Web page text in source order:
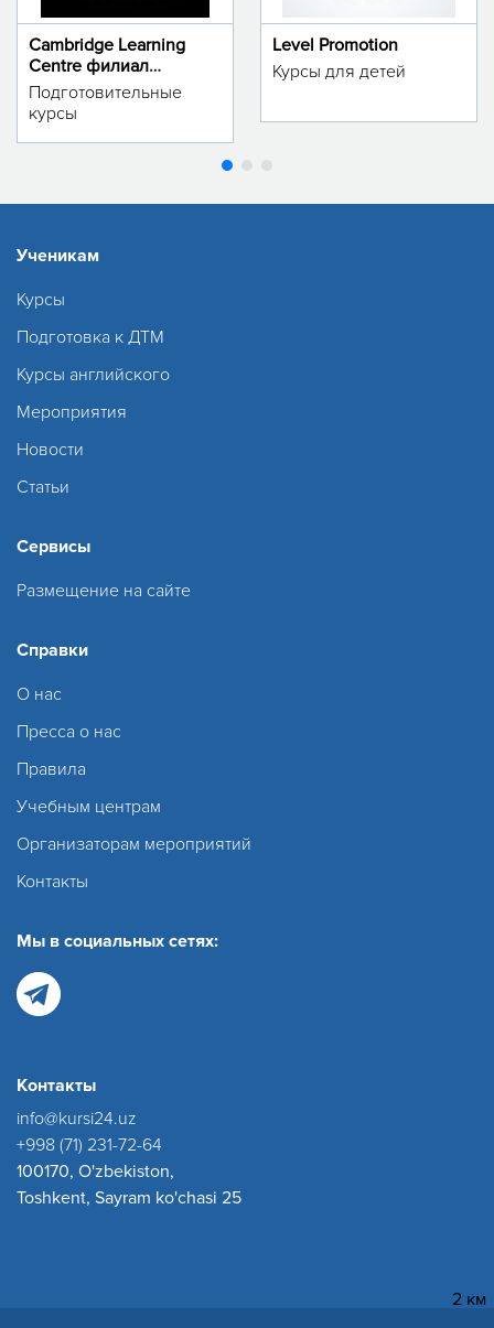
2 км
Cambridge Learning
Centre филиал
м.Тинчлик
Подготовительные
курсы
Level Promotion
Курсы для детей
Ученикам
Курсы
Подготовка к ДТМ
Курсы английского
Мероприятия
Новости
Статьи
Сервисы
Размещение на сайте
Справки
О нас
Пресса о нас
Правила
Учебным центрам
Организаторам мероприятий
Контакты
Мы в социальных сетях:
Контакты
info@kursi24.uz
+998 (71) 231-72-64
100170, O'zbekiston,
Toshkent, Sayram ko'chasi 25